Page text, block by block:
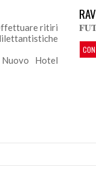
ritiri
Hotel